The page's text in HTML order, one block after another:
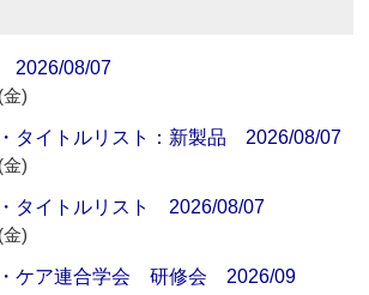
2026/08/07
)
タイトルリスト：新製品 2026/08/07
)
タイトルリスト 2026/08/07
)
・ケア連合学会 研修会 2026/09